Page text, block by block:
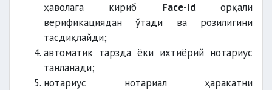
ҳаволага кириб Face-Idорқали
верификациядан ўтади ва розилигини
тасдиқлайди;
автоматик тарзда ёки ихтиёрий нотариус
танланади;
нотариус нотариал ҳаракатни